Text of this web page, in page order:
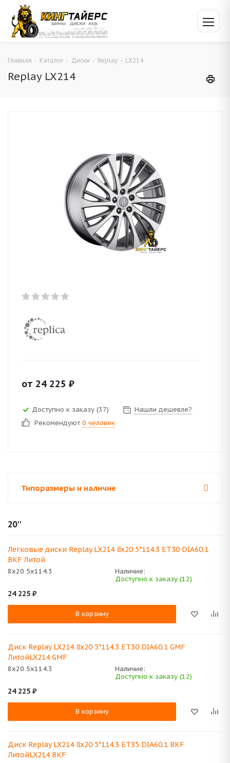
Главная - Каталог - Диски - Replay - LX214
Replay LX214
от 24 225 ₽
Доступно к заказу (37)
Нашли дешевле?
Рекомендуют 0 человек
Типоразмеры и наличие
20''
Легковые диски Replay LX214 8x20 5*114.3 ET30 DIA60.1
BKF Литой
8x20 5x114.3
Наличие:
Доступно к заказу (12)
24 225 ₽
В корзину
Диск Replay LX214 8x20 5*114.3 ET30 DIA60.1 GMF
ЛитойLX214 GMF
8x20 5x114.3
Наличие:
Доступно к заказу (12)
24 225 ₽
В корзину
Диск Replay LX214 8x20 5*114.3 ET35 DIA60.1 BKF
ЛитойLX214 BKF